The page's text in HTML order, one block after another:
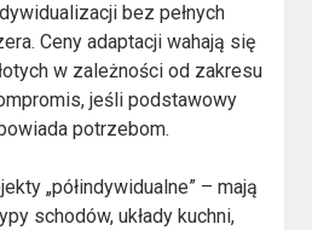
bez pełnych
Ceny adaptacji wahają się
w zależności od zakresu
jeśli podstawowy
potrzebom.
„półindywidualne” – mają
schodów, układy kuchni,